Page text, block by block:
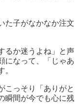
た子がなかなか注文
るか迷うよね」と声
になって、「じゃあ
。
こっそり「ありがと
瞬間が今でも心に残